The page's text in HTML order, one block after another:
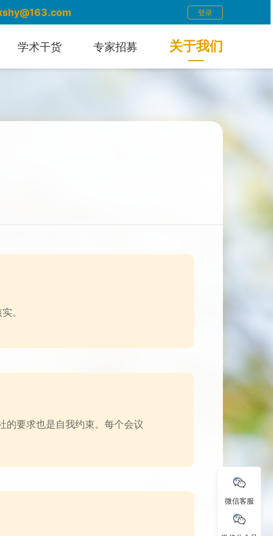
登录
学术干货 专家招募 关于我们
。
的要求也是自我约束。每个会议
微信客服